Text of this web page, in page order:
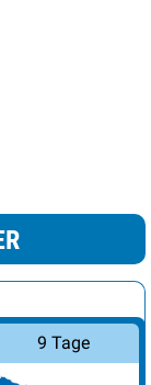
9 Tage